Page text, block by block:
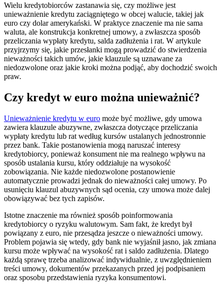
Wielu kredytobiorców zastanawia się, czy możliwe jest
unieważnienie kredytu zaciągniętego w obcej walucie, takiej jak
euro czy dolar amerykański. W praktyce znaczenie ma nie sama
waluta, ale konstrukcja konkretnej umowy, a zwłaszcza sposób
przeliczania wypłaty kredytu, salda zadłużenia i rat. W artykule
przyjrzymy się, jakie przesłanki mogą prowadzić do stwierdzenia
nieważności takich umów, jakie klauzule są uznawane za
niedozwolone oraz jakie kroki można podjąć, aby dochodzić swoich
praw.
Czy kredyt w euro można unieważnić?
Unieważnienie kredytu w euro może być możliwe, gdy umowa
zawiera klauzule abuzywne, zwłaszcza dotyczące przeliczania
wypłaty kredytu lub rat według kursów ustalanych jednostronnie
przez bank. Takie postanowienia mogą naruszać interesy
kredytobiorcy, ponieważ konsument nie ma realnego wpływu na
sposób ustalania kursu, który oddziałuje na wysokość
zobowiązania. Nie każde niedozwolone postanowienie
automatycznie prowadzi jednak do nieważności całej umowy. Po
usunięciu klauzul abuzywnych sąd ocenia, czy umowa może dalej
obowiązywać bez tych zapisów.
Istotne znaczenie ma również sposób poinformowania
kredytobiorcy o ryzyku walutowym. Sam fakt, że kredyt był
powiązany z euro, nie przesądza jeszcze o nieważności umowy.
Problem pojawia się wtedy, gdy bank nie wyjaśnił jasno, jak zmiana
kursu może wpływać na wysokość rat i saldo zadłużenia. Dlatego
każdą sprawę trzeba analizować indywidualnie, z uwzględnieniem
treści umowy, dokumentów przekazanych przed jej podpisaniem
oraz sposobu przedstawienia ryzyka konsumentowi.